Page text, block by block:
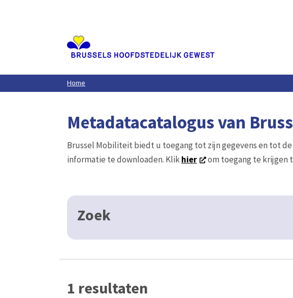
Home
Metadatacatalogus van
Brussel Mobiliteit biedt u toegang tot zijn gegevens en tot
informatie te downloaden. Klikhier om toegang te krijgen
Zoek
1 resultaten